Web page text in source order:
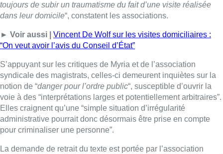
toujours de subir un traumatisme du fait d’une visite réalisée
dans leur domicile“, constatent les associations.
► Voir aussi | Vincent De Wolf sur les visites domiciliaires :
“On veut avoir l’avis du Conseil d’État”
S’appuyant sur les critiques de Myria et de l’association
syndicale des magistrats, celles-ci demeurent inquiètes sur la
notion de “danger pour l’ordre public“, susceptible d’ouvrir la
voie à des “interprétations larges et potentiellement arbitraires”.
Elles craignent qu’une “simple situation d’irrégularité
administrative pourrait donc désormais être prise en compte
pour criminaliser une personne”.
La demande de retrait du texte est portée par l’association